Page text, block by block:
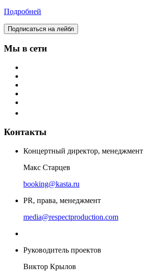
Подробней
Подписаться на лейбл
Мы в сети
Контакты
Концертный директор, менеджмент
Макс Старцев
booking@kasta.ru
PR, права, менеджмент
media@respectproduction.com
Руководитель проектов
Виктор Крылов